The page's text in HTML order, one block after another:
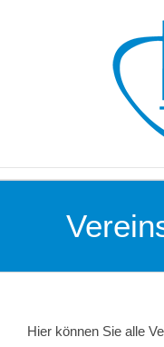
Hier können Sie alle